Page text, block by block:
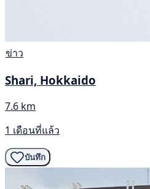
ข่าว
Shari, Hokkaido
7.6 km
1 เดือนที่แล้ว
บันทึก